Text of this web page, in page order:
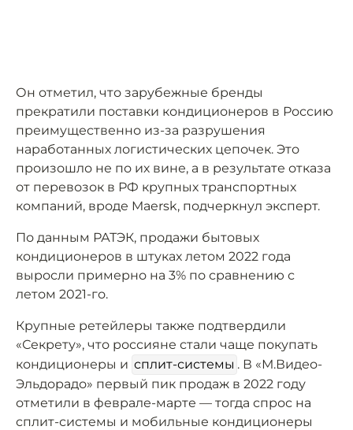
Он отметил, что зарубежные бренды
прекратили поставки кондиционеров в Россию
преимущественно из-за разрушения
наработанных логистических цепочек. Это
произошло не по их вине, а в результате отказа
от перевозок в РФ крупных транспортных
компаний, вроде Maersk, подчеркнул эксперт.
По данным РАТЭК, продажи бытовых
кондиционеров в штуках летом 2022 года
выросли примерно на 3% по сравнению с
летом 2021-го.
Крупные ретейлеры также подтвердили
«Секрету», что россияне стали чаще покупать
кондиционеры и сплит-системы . В «М.Видео-
Эльдорадо» первый пик продаж в 2022 году
отметили в феврале-марте — тогда спрос на
сплит-системы и мобильные кондиционеры